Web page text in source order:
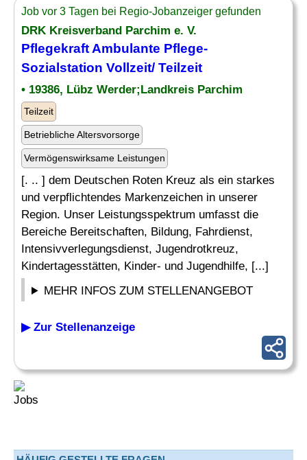
Job vor 3 Tagen bei Regio-Jobanzeiger gefunden
DRK Kreisverband Parchim e. V.
Pflegekraft Ambulante Pflege-
Sozialstation Vollzeit/ Teilzeit
• 19386, Lübz Werder;Landkreis Parchim
Teilzeit
Betriebliche Altersvorsorge
Vermögenswirksame Leistungen
[. .. ] dem Deutschen Roten Kreuz als ein starkes
und verpflichtendes Markenzeichen in unserer
Region. Unser Leistungsspektrum umfasst die
Bereiche Bereitschaften, Bildung, Fahrdienst,
Intensivverlegungsdienst, Jugendrotkreuz,
Kindertagesstätten, Kinder- und Jugendhilfe, [...]
MEHR INFOS ZUM STELLENANGEBOT
▶ Zur Stellenanzeige